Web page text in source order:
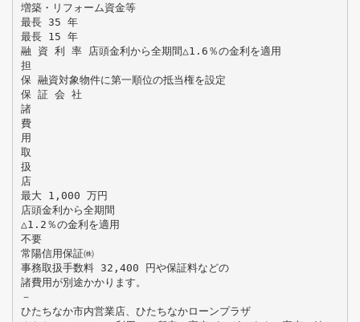
増築・リフォーム資金等
最長 35 年
最長 15 年
融 資 利 率 店頭金利から全期間△1.6％の金利を適用
担
保 融資対象物件に第一順位の抵当権を設定
保 証 会 社
諸
費
用
取
扱
店
最大 1,000 万円
店頭金利から全期間
△1.2％の金利を適用
不要
常陽信用保証㈱
事務取扱手数料 32,400 円や保証料などの
諸費用が別途かかります。
－
ひたちなか市内営業店、ひたちなかローンプラザ